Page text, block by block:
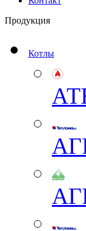
Продукция
Котлы